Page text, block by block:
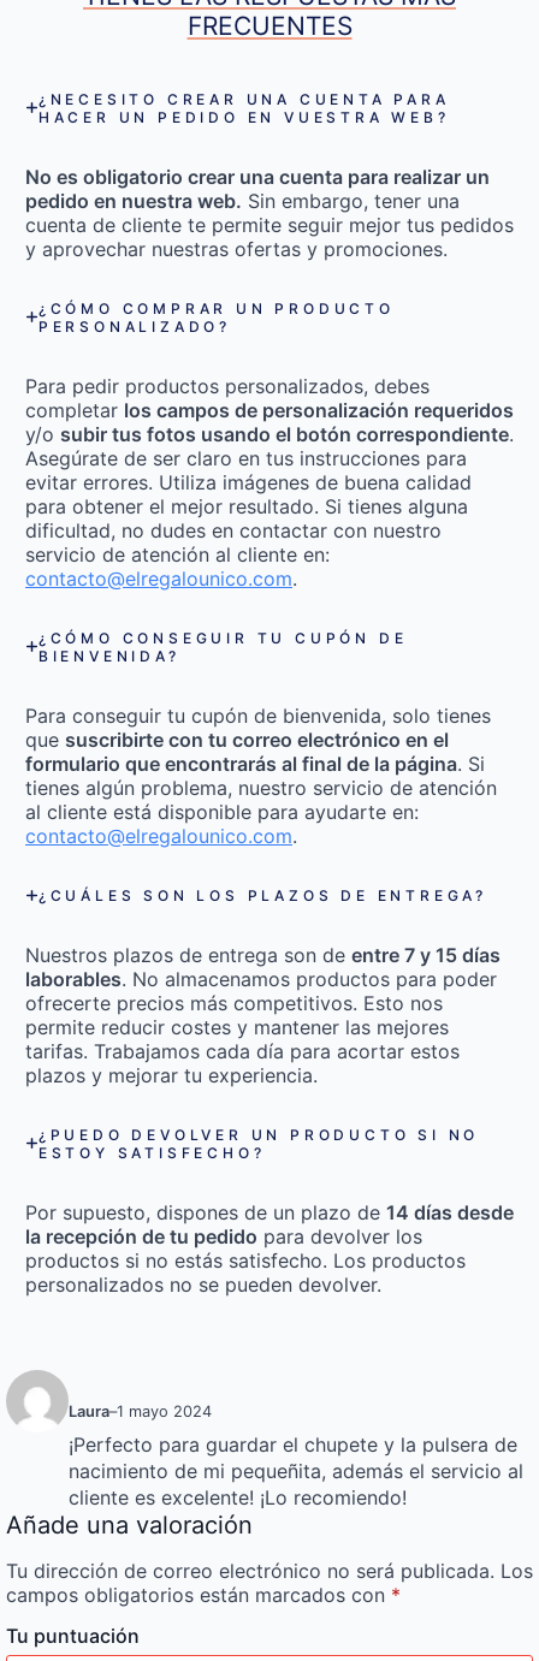
FRECUENTES
¿NECESITO CREAR UNA CUENTA PARA
HACER UN PEDIDO EN VUESTRA WEB?
No es obligatorio crear una cuenta para realizar un
pedido en nuestra web. Sin embargo, tener una
cuenta de cliente te permite seguir mejor tus pedidos
y aprovechar nuestras ofertas y promociones.
¿CÓMO COMPRAR UN PRODUCTO
PERSONALIZADO?
Para pedir productos personalizados, debes
completar los campos de personalización requeridos
y/o subir tus fotos usando el botón correspondiente.
Asegúrate de ser claro en tus instrucciones para
evitar errores. Utiliza imágenes de buena calidad
para obtener el mejor resultado. Si tienes alguna
dificultad, no dudes en contactar con nuestro
servicio de atención al cliente en:
contacto@elregalounico.com.
¿CÓMO CONSEGUIR TU CUPÓN DE
BIENVENIDA?
Para conseguir tu cupón de bienvenida, solo tienes
que suscribirte con tu correo electrónico en el
formulario que encontrarás al final de la página. Si
tienes algún problema, nuestro servicio de atención
al cliente está disponible para ayudarte en:
contacto@elregalounico.com.
¿CUÁLES SON LOS PLAZOS DE ENTREGA?
Nuestros plazos de entrega son de entre 7 y 15 días
laborables. No almacenamos productos para poder
ofrecerte precios más competitivos. Esto nos
permite reducir costes y mantener las mejores
tarifas. Trabajamos cada día para acortar estos
plazos y mejorar tu experiencia.
¿PUEDO DEVOLVER UN PRODUCTO SI NO
ESTOY SATISFECHO?
Por supuesto, dispones de un plazo de 14 días desde
la recepción de tu pedido para devolver los
productos si no estás satisfecho. Los productos
personalizados no se pueden devolver.
Laura–1 mayo 2024
¡Perfecto para guardar el chupete y la pulsera de
nacimiento de mi pequeñita, además el servicio al
cliente es excelente! ¡Lo recomiendo!
Añade una valoración
Tu dirección de correo electrónico no será publicada. Los
campos obligatorios están marcados con *
Tu puntuación